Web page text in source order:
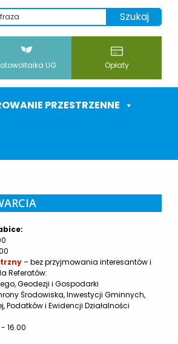
UG Opłaty
PRZESTRZENNE
– bez przyjmowania interesantów i
Referatów:
Geodezji i Gospodarki
Środowiska, Inwestycji Gminnych,
Podatków i Ewidencji Działalności
16.00